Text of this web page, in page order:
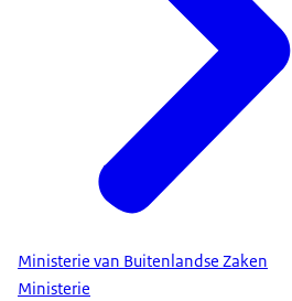
Ministerie van Buitenlandse Zaken
Ministerie